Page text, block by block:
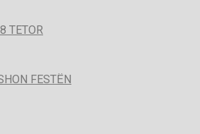
TETOR
FESTËN